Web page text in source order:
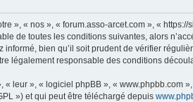
», « nos », « forum.asso-arcet.com », «
de toutes les conditions suivantes, alors
bien qu’il soit prudent de vérifier
légalement responsable des conditions
leur », « logiciel phpBB », « www.phpbb.com
») et qui peut être téléchargé depuis